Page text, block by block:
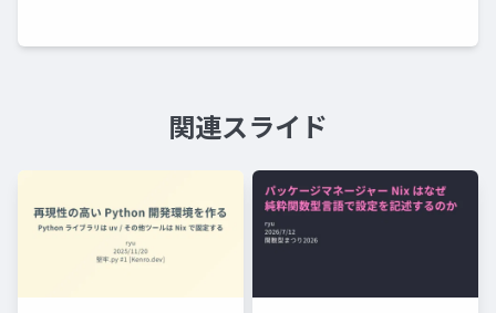
関連スライド